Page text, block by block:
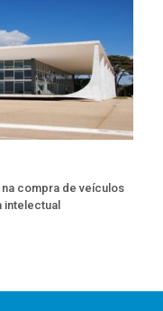
compra de veículos
intelectual